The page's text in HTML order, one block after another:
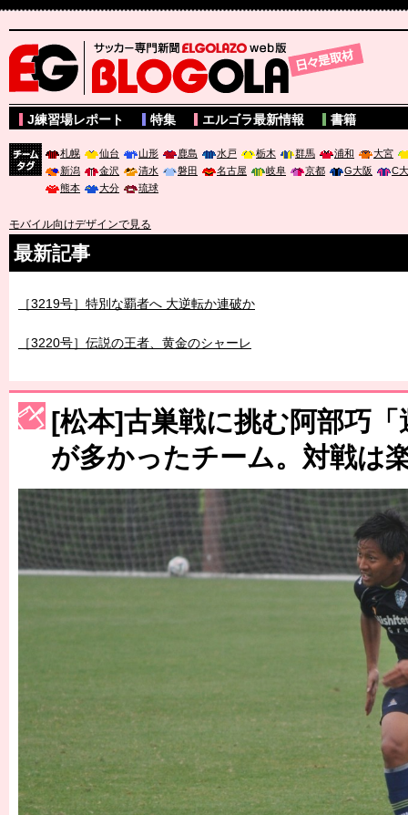
サッカー専門新聞ELGOLAZO web版 BLOGOLA
J練習場レポート 特集 エルゴラ最新情報 書籍
札幌 仙台 山形 鹿島 水戸 栃木 群馬 浦和
大宮
新潟
金沢 清水 磐田 名古屋 岐阜 京都 G大阪
C
熊本
大分 琉球
モバイル向けデザインで見る
最新記事
［3230号］世界一への夢は終わらない
［3223号］一丸。日本出陣
［3222号］史上最大のW杯開幕 注目は「個」
[松本]古巣戦に挑む阿部巧
が多かったチーム。対戦は